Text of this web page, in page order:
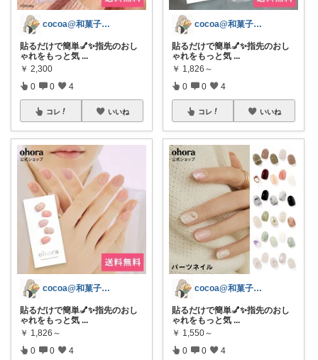
cocoa@和菓子大好き
貼るだけで簡単💅✨指先のおし
ゃれをもっと気 ...
￥ 2,300
0 0 4
コレ いいね
cocoa@和菓子大好き
貼るだけで簡単💅✨指先のおし
ゃれをもっと気 ...
￥ 1,826～
0 0 4
cocoa@和菓子大好き
貼るだけで簡単💅✨指先のおし
ゃれをもっと気 ...
￥ 1,826～
0 0 4
コレ いいね
cocoa@和菓子大好き
貼るだけで簡単💅✨指先のおし
ゃれをもっと気 ...
￥ 1,550～
0 0 4